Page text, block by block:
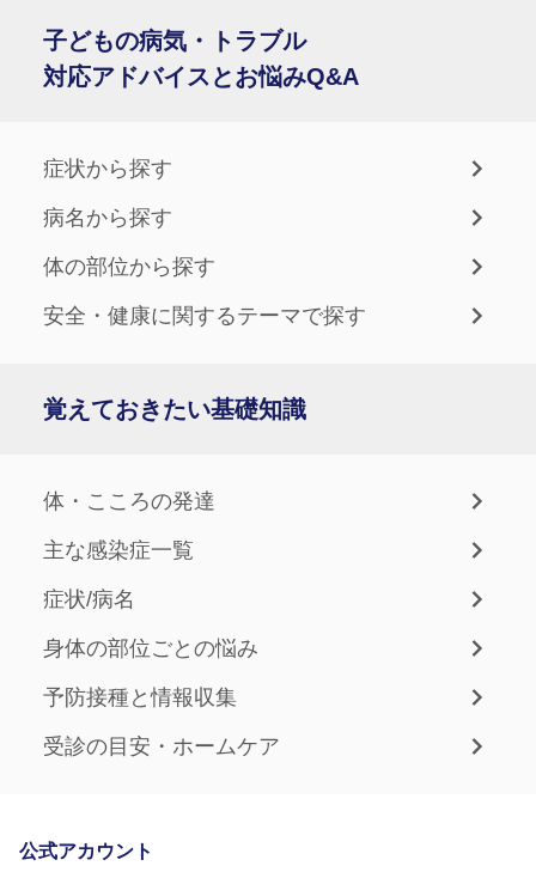
子どもの病気・トラブル
対応アドバイスとお悩みQ&A
症状から探す
病名から探す
体の部位から探す
安全・健康に関するテーマで探す
覚えておきたい基礎知識
体・こころの発達
主な感染症一覧
症状/病名
身体の部位ごとの悩み
予防接種と情報収集
受診の目安・ホームケア
公式アカウント